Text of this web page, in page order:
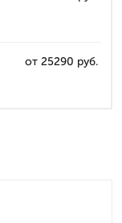
от 25290 руб.